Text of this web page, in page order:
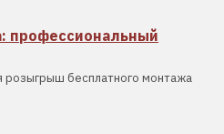
профессиональный
розыгрыш бесплатного монтажа